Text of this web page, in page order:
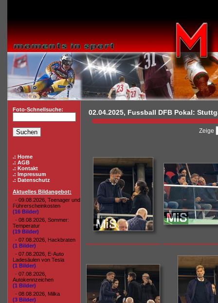
Foto-Schnellsuche:
.: Home
.: AGB
.: Kontakt
.: Impressum
.: Datenschutz
Aktuelles Bildangebot:
- 09.08.2026, Teenager und
Führerscheinkosten
(16 Bilder)
- 08.08.2026, Sommer:
Temperatur
(19 Bilder)
- 07.08.2026, Hackbraten
(1 Bilder)
- 07.08.2026, E-Auto
Ladesäulen von Tesla
(1 Bilder)
- 07.08.2026,
Autokennzeichen
(1 Bilder)
- 08.08.2026, Milka
(3 Bilder)
02.04.2025, Fussball DFB Pokal:
Zeige